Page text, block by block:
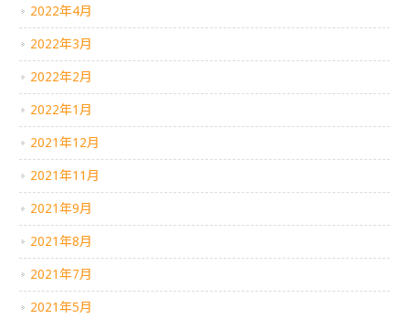
2022年4月
2022年3月
2022年2月
2022年1月
2021年12月
2021年11月
2021年9月
2021年8月
2021年7月
2021年5月